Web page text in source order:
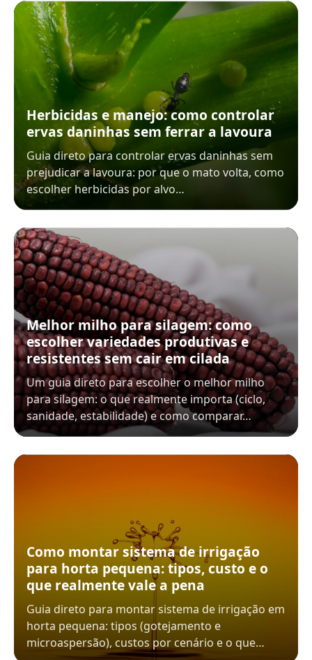
Herbicidas e manejo: como controlar
ervas daninhas sem ferrar a lavoura
Guia direto para controlar ervas daninhas sem
prejudicar a lavoura: por que o mato volta, como
escolher herbicidas por alvo…
Melhor milho para silagem: como
escolher variedades produtivas e
resistentes sem cair em cilada
Um guia direto para escolher o melhor milho
para silagem: o que realmente importa (ciclo,
sanidade, estabilidade) e como comparar…
Como montar sistema de irrigação
para horta pequena: tipos, custo e o
que realmente vale a pena
Guia direto para montar sistema de irrigação em
horta pequena: tipos (gotejamento e
microaspersão), custos por cenário e o que…